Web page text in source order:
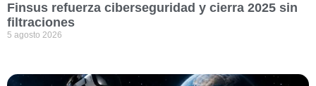
Finsus refuerza ciberseguridad y cierra 2025 sin
filtraciones
5 agosto 2026